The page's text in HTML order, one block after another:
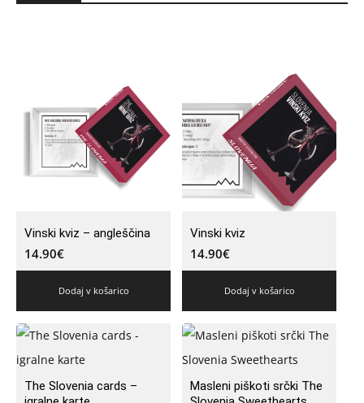
Vinski kviz – angleščina
14.90€
Dodaj v košarico
Vinski kviz
14.90€
Dodaj v košarico
The Slovenia cards –
Masleni piškoti srčki The